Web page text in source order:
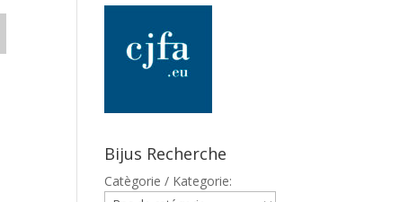
Bijus Recherche
Catègorie / Kategorie: